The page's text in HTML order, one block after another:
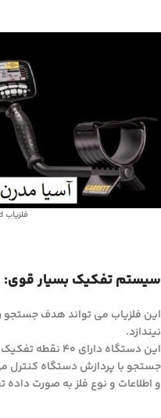
فلزیاب Garrett AT Gold
سیستم تفکیک بسیار قوی:
این فلزیاب می تواند هدف جستجو
نیندازد.
این دستگاه
جستجو با پردازش دستگاه کنترل
و اطلاعات و نوع فلز به صورت